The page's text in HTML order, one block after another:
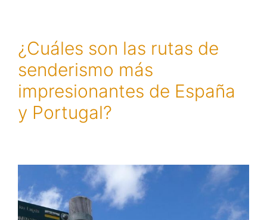
¿Cuáles son las rutas de
senderismo más
impresionantes de España
y Portugal?